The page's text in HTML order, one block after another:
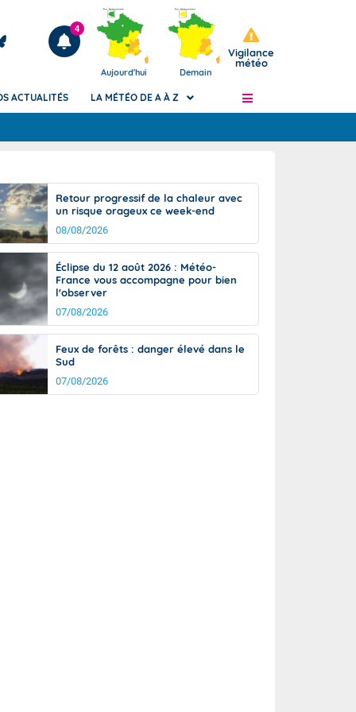
Articles
4
Aujourd'hui Demain
Vigilance
météo
de
Phénomènes dangereux de J+2 à J+7
Avertissement pluies intenses à l'échelle
des communes (Apic)
Bulletins Marine
Bulletins d'estimation du risque
d'avalanche
Météo des forêts
Vigicrues
ACTUALITÉS LA MÉTÉO DE A À Z
Retour progressif de la chaleur avec
un risque orageux ce week-end
08/08/2026
Éclipse du 12 août 2026 : Météo-
France vous accompagne pour bien
l'observer
07/08/2026
Feux de forêts : danger élevé dans le
Sud
07/08/2026